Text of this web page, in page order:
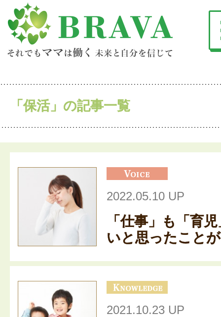
「保活」の記事一覧
2022.05.10 UP
「仕事」も「育
いと思ったこと
2021.10.23 UP